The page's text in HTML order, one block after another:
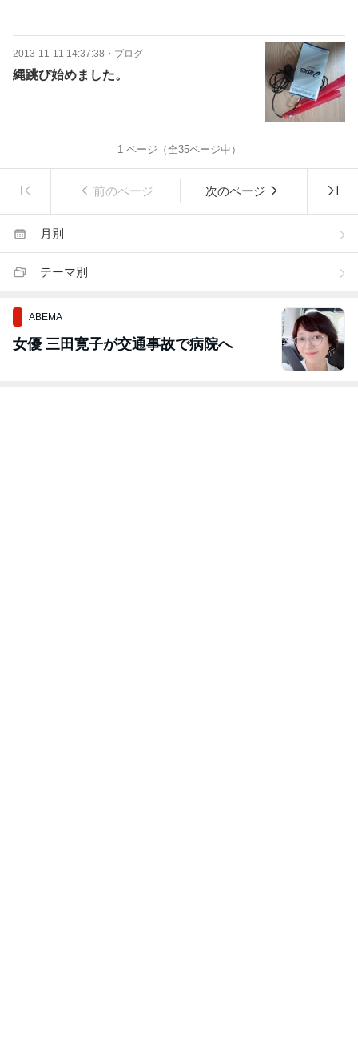
2013-11-11 14:37:38 ・ ブログ
縄跳び始めました。
1ページ（全35ページ中）
前のページ 次のページ
月別
テーマ別
ABEMA
女優 三田寛子が交通事故で病院へ